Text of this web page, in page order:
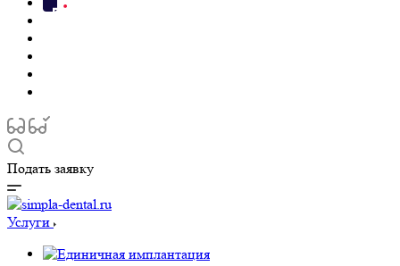
Подать заявку
Услуги